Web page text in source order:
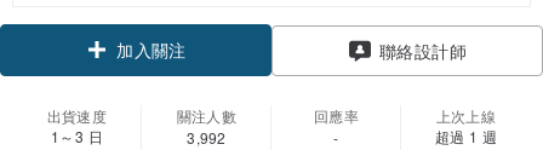
加入關注 聯絡設計師
出貨速度
1～3 日
關注人數
3,992
回應率
-
上次上線
超過 1 週